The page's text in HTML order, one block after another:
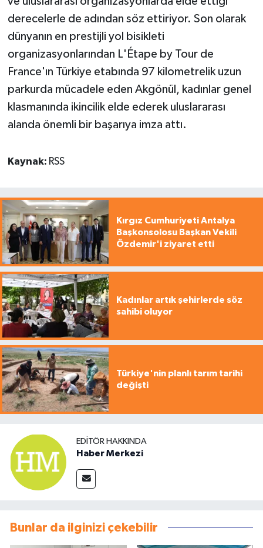
derecelerle de adından söz ettiriyor. Son olarak
dünyanın en prestijli yol bisikleti
organizasyonlarından L'Étape by Tour de
France'ın Türkiye etabında 97 kilometrelik uzun
parkurda mücadele eden Akgönül, kadınlar genel
klasmanında ikincilik elde ederek uluslararası
alanda önemli bir başarıya imza attı.
Kaynak: RSS
Kırgız Cumhuriyeti Antalya
Başkonsolosu Başkan Vekili
Özdemir'i ziyaret etti
Kadınlar artık şehirlerde söz
sahibi oluyor
Türkiye'nin planlı tarım tarihi
değişti
EDITÖR HAKKINDA
Haber Merkezi
Bunlar da ilginizi çekebilir